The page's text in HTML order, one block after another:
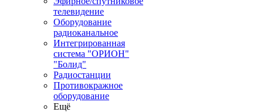
телевидение
Оборудование
радиоканальное
Интегрированная
система "ОРИОН"
"Болид"
Радиостанции
Противокражное
оборудование
Ещё